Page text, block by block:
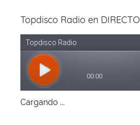
Topdisco Radio en DIRECTO
Cargando ...